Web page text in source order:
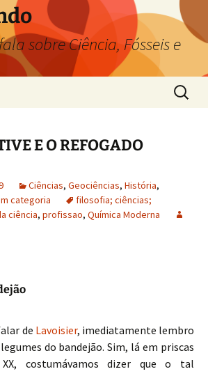
de ferramentas
sobre Ciência, Fósseis e
E O REFOGADO
Ciências, Geociências, História,
categoria
filosofia; ciências;
ciência, profissao, Química Moderna
de Lavoisier, imediatamente lembro
do bandejão. Sim, lá em priscas
costumávamos dizer que o tal